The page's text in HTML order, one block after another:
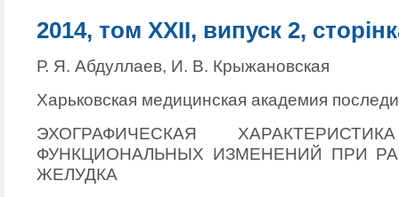
2014, том XXII, випуск 2,
Р. Я. Абдуллаев, И. В. Крыжановская
Харьковская медицинская академия
ЭХОГРАФИЧЕСКАЯ
ФУНКЦИОНАЛЬНЫХ ИЗМЕНЕНИЙ ПРИ
ЖЕЛУДКА